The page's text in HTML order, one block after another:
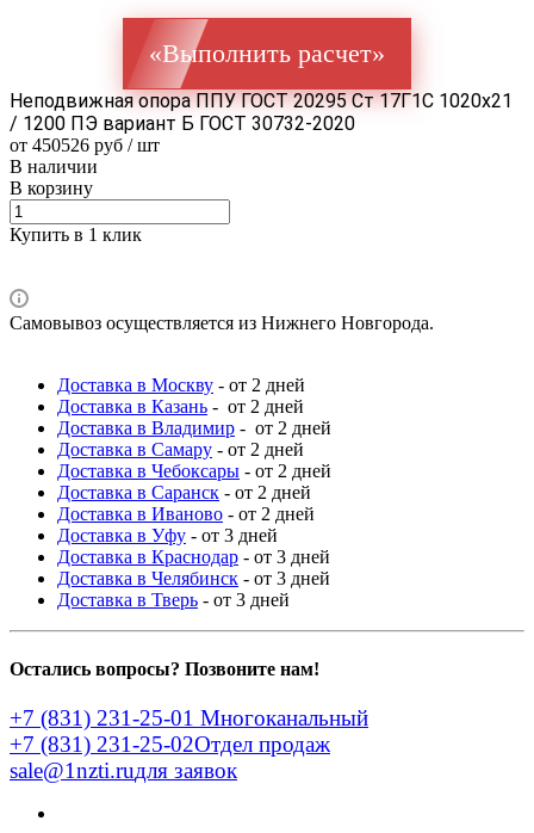
«Выполнить расчет»
Неподвижная опора ППУ ГОСТ 20295 Ст 17Г1С 1020x21
/ 1200 ПЭ вариант Б ГОСТ 30732-2020
от 450526 руб / шт
В наличии
В корзину
Купить в 1 клик
Самовывоз осуществляется из Нижнего Новгорода.
Доставка в Москву - от 2 дней
Доставка в Казань - от 2 дней
Доставка в Владимир - от 2 дней
Доставка в Самару - от 2 дней
Доставка в Чебоксары - от 2 дней
Доставка в Саранск - от 2 дней
Доставка в Иваново - от 2 дней
Доставка в Уфу - от 3 дней
Доставка в Краснодар - от 3 дней
Доставка в Челябинск - от 3 дней
Доставка в Тверь - от 3 дней
Остались вопросы? Позвоните нам!
+7 (831) 231-25-01 Многоканальный
+7 (831) 231-25-02Отдел продаж
sale@1nzti.ruдля заявок